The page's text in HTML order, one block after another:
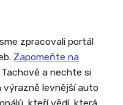
zpracovali portál
Zapomeňte na
a nechte si
auto